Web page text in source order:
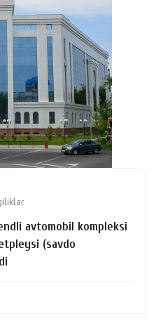
avtomobil kompleksi
(savdo